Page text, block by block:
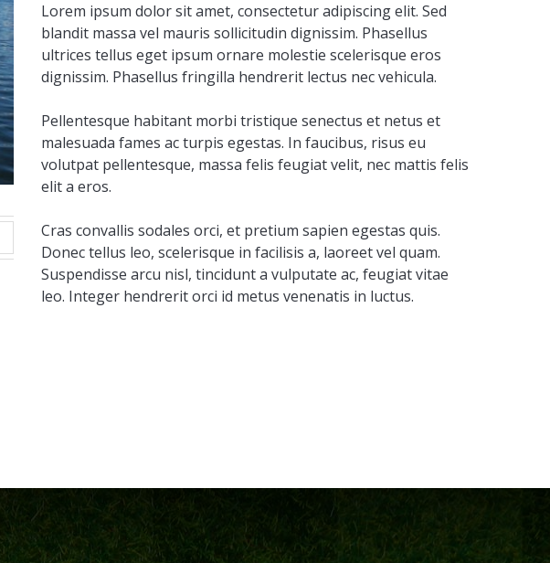
Lorem ipsum dolor sit amet, consectetur adipiscing elit. Sed
blandit massa vel mauris sollicitudin dignissim. Phasellus
ultrices tellus eget ipsum ornare molestie scelerisque eros
dignissim. Phasellus fringilla hendrerit lectus nec vehicula.
Pellentesque habitant morbi tristique senectus et netus et
malesuada fames ac turpis egestas. In faucibus, risus eu
volutpat pellentesque, massa felis feugiat velit, nec mattis felis
elit a eros.
Cras convallis sodales orci, et pretium sapien egestas quis.
Donec tellus leo, scelerisque in facilisis a, laoreet vel quam.
Suspendisse arcu nisl, tincidunt a vulputate ac, feugiat vitae
leo. Integer hendrerit orci id metus venenatis in luctus.